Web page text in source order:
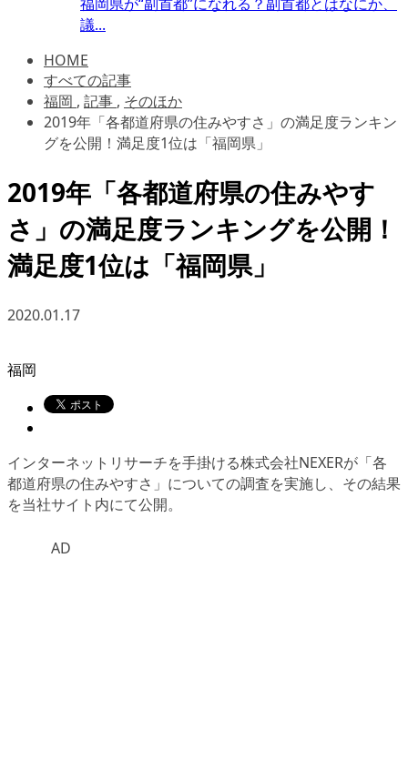
議...
HOME
すべての記事
福岡 , 記事 , そのほか
2019年「各都道府県の住みやすさ」の満足度ランキン
グを公開！満足度1位は「福岡県」
2019年「各都道府県の住みやす
さ」の満足度ランキングを公開！
満足度1位は「福岡県」
2020.01.17
福岡
インターネットリサーチを手掛ける株式会社NEXERが 「各
都道府県の住みやすさ」 についての調査を実施し、その結果
を当社サイト内にて公開。
AD